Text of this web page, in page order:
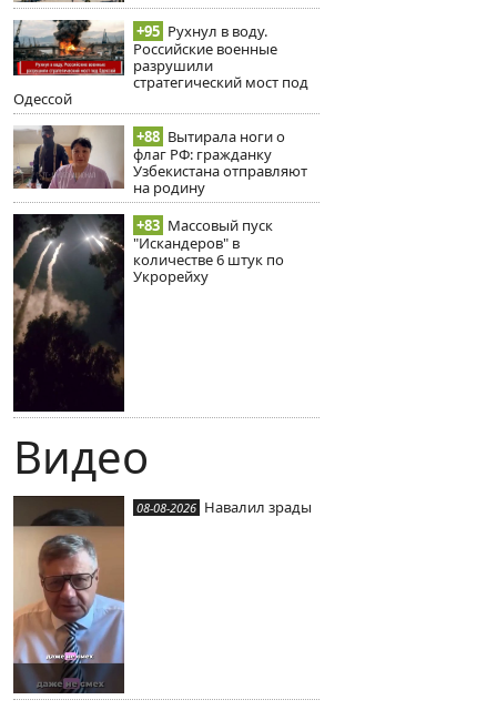
+95 Рухнул в воду.
Российские военные
разрушили
стратегический мост под
Одессой
+88 Вытирала ноги о
флаг РФ: гражданку
Узбекистана отправляют
на родину
+83 Массовый пуск
"Искандеров" в
количестве 6 штук по
Укрорейху
Видео
08-08-2026 Навалил зрады